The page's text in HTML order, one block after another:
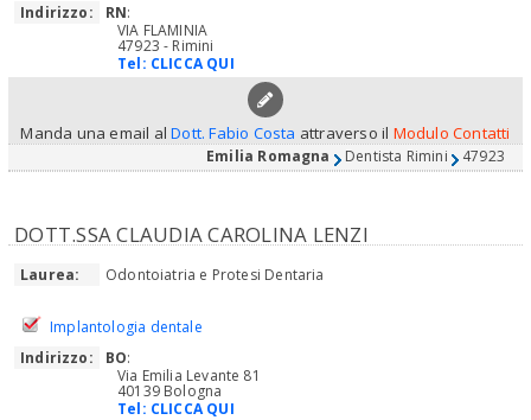
Indirizzo:
RN:
VIA FLAMINIA
47923 - Rimini
Tel: CLICCA QUI
Manda una email alDott. Fabio Costa attraverso il Modulo Contatti
Emilia Romagna Dentista Rimini 47923
DOTT.SSA CLAUDIA CAROLINA LENZI
Laurea: Odontoiatria e Protesi Dentaria
Implantologia dentale
Indirizzo:
BO:
Via Emilia Levante 81
40139 Bologna
Tel: CLICCA QUI